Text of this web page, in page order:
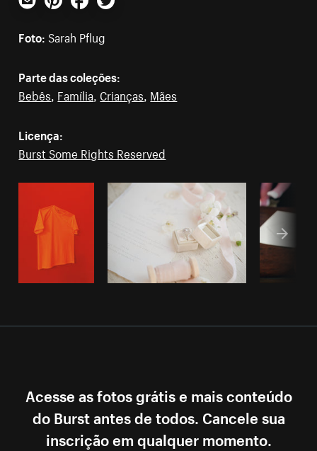
E-mailPinterestFacebookTwitter
Foto: Sarah Pflug
Parte das coleções:
Bebês, Família, Crianças, Mães
Licença:
Burst Some Rights Reserved
Acesse as fotos grátis e mais conteúdo
do Burst antes de todos. Cancele sua
inscrição em qualquer momento.